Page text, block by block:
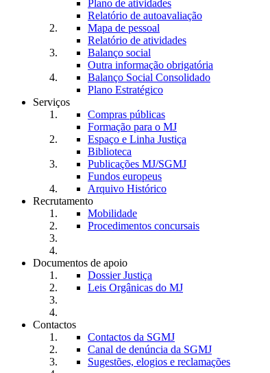
Plano de atividades
Relatório de autoavaliação
Mapa de pessoal
Relatório de atividades
Balanço social
Outra informação obrigatória
Balanço Social Consolidado
Plano Estratégico
Serviços
Compras públicas
Formação para o MJ
Espaço e Linha Justiça
Biblioteca
Publicações MJ/SGMJ
Fundos europeus
Arquivo Histórico
Recrutamento
Mobilidade
Procedimentos concursais
Documentos de apoio
Dossier Justiça
Leis Orgânicas do MJ
Contactos
Contactos da SGMJ
Canal de denúncia da SGMJ
Sugestões, elogios e reclamações